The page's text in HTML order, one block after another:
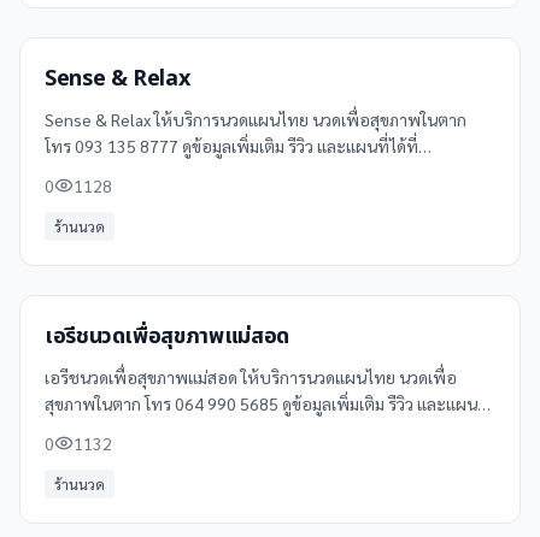
Sense & Relax
Sense & Relax ให้บริการนวดแผนไทย นวดเพื่อสุขภาพในตาก
โทร 093 135 8777 ดูข้อมูลเพิ่มเติม รีวิว และแผนที่ได้ที่
0 1128
ร้านนวด
เอรีชนวดเพื่อสุขภาพแม่สอด
เอรีชนวดเพื่อสุขภาพแม่สอด ให้บริการนวดแผนไทย นวดเพื่อ
สุขภาพในตาก โทร 064 990 5685 ดูข้อมูลเพิ่มเติม รีวิว และแผนที่
0 1132
ร้านนวด